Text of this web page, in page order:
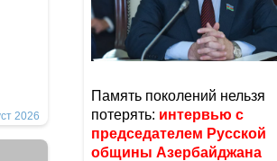
2026
Память поколений нельзя
потерять: интервью с
председателем Русской
общины Азербайджана